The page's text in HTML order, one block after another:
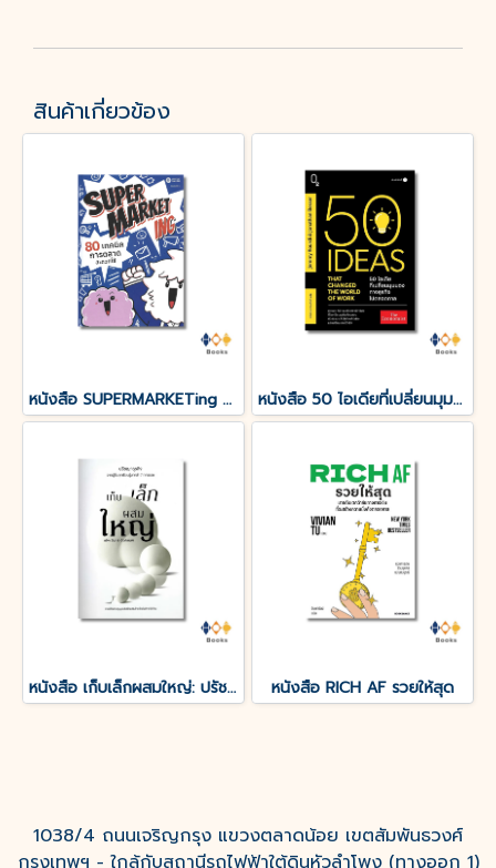
สินค้าเกี่ยวข้อง
หนังสือ SUPERMARKETing 80 เทคนิคการตลาดสะดวกใช้ (ปกแข็ง) หนังสือ 50 ไอเดียที่เปลี่ยนมุมมองทางธุรกิจไปตลอดกาล
หนังสือ เก็บเล็กผสมใหญ่: ปรัชญาธุรกิจ จากผู้ล้มลุกเรียนรู้มากว่า 7 ทศวรรษ หนังสือ RICH AF รวยให้สุด
1038/4 ถนนเจริญกรุง แขวงตลาดน้อย เขตสัมพันธวงศ์
กรุงเทพฯ - ใกล้กับสถานีรถไฟฟ้าใต้ดินหัวลำโพง (ทางออก 1)